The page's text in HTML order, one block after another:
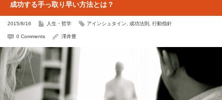
成功する手っ取り早い方法とは？
2015/8/16 人生・哲学 アインシュタイン 成功法則 行動指針
0 Comments 澤井豊